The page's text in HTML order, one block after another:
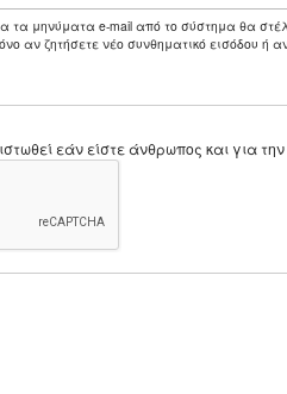
τα μηνύματα e-mail από το σύστημα θα
αν ζητήσετε νέο συνθηματικό εισόδου ή
εάν είστε άνθρωπος και για